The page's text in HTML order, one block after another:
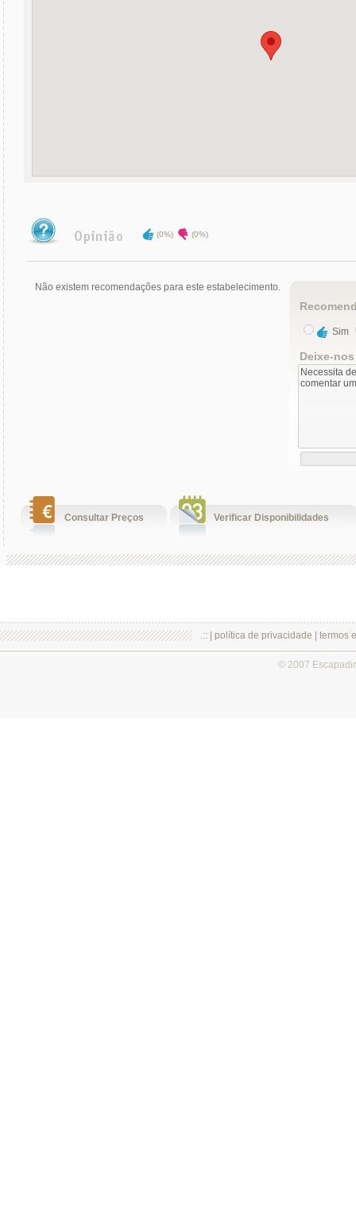
(0%) (0%)
Não existem recomendações para este estabelecimento.
Sim
Deixe-
Consultar Preços Verificar Disponibilidades
.:: | política de privacidade termos
© 2007